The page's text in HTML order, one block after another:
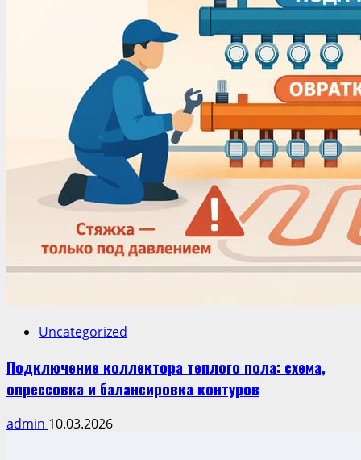
Uncategorized
Подключение коллектора теплого пола: схема,
опрессовка и балансировка контуров
admin 10.03.2026